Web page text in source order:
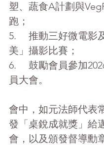
塑、蔬食A計劃與
跑；
5.     推動三好微電
美」攝影比賽；
6.     鼓勵會員參加
員大會。
會中，如元法師代表
發「桌銳成就獎」給
會，以及頒發督導勳